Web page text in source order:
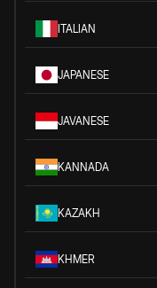
ITALIAN
JAPANESE
JAVANESE
KANNADA
KAZAKH
KHMER